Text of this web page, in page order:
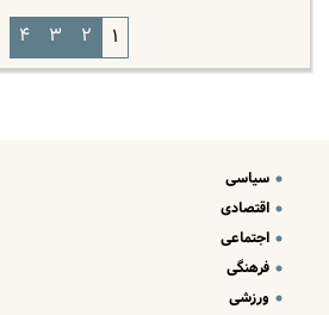
۱ ۲ ۳ ۴
سیاسی
اقتصادی
اجتماعی
فرهنگی
ورزشی